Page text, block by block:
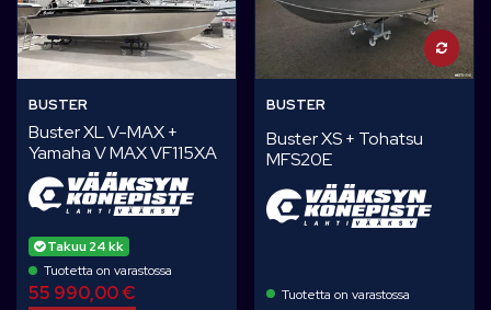
BUSTER
Buster XL V-MAX +
Yamaha V MAX VF115XA
Takuu 24 kk
Tuotetta on varastossa
55 990,00 €
BUSTER
Buster XS + Tohatsu
MFS20E
Tuotetta on varastossa